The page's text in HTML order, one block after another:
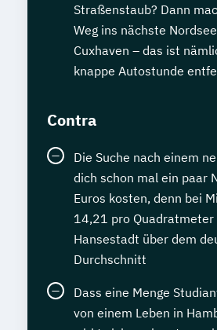
Straßenstaub? Dann
Weg ins nächste
Cuxhaven – das ist
knappe Autostunde
Contra
Die Suche nach einem
dich schon mal ein paar
Euros kosten, denn bei
14,21 pro Quadratmeter
Hansestadt über dem
Durchschnitt
Dass eine Menge
von einem Leben in